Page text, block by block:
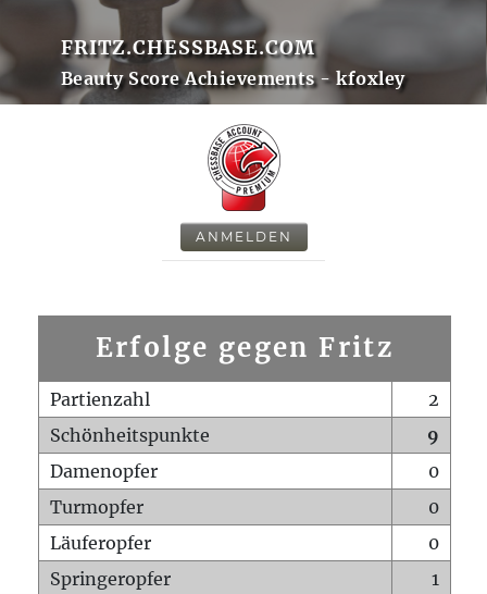
FRITZ.CHESSBASE.COM
Beauty Score Achievements - kfoxley
ANMELDEN
Erfolge gegen Fritz
Partienzahl
2
Schönheitspunkte
9
Damenopfer
0
Turmopfer
0
Läuferopfer
0
Springeropfer
1